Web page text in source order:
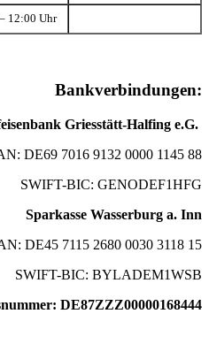
12:00 Uhr
Bankverbindungen:
Griesstätt-Halfing e.G.
DE69 7016 9132 0000 1145 88
SWIFT-BIC: GENODEF1HFG
Sparkasse Wasserburg a. Inn
DE45 7115 2680 0030 3118 15
SWIFT-BIC: BYLADEM1WSB
DE87ZZZ00000168444